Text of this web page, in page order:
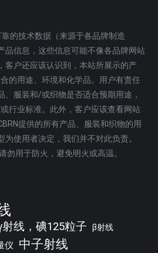
的技术数据（来源于各品牌制造
品信息，这些信息可能不像各品牌网站
客户还应该认识到，本站所展示的产
的用途、环境和化学品。用户有责任
、服装和/或织物是否适合预期用途，
行业标准。此外，客户应该查看网站
提供的所有产品、服装和织物的用
使用者决定，我们并不对此负责。
勿用于防火，避免明火或高温。
线，碘125粒子 β射线
仪 中子射线